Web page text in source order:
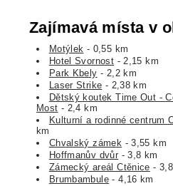
Zajímavá místa v
Motýlek - 0,55 km
Hotel Svornost - 2,15 km
Park Kbely - 2,2 km
Laser Strike - 2,38 km
Dětský koutek Time Out -
Most - 2,4 km
Kulturní a rodinné centrum
km
Chvalský zámek - 3,55 km
Hoffmanův dvůr - 3,8 km
Zámecký areál Ctěnice -
Brumbambule - 4,16 km